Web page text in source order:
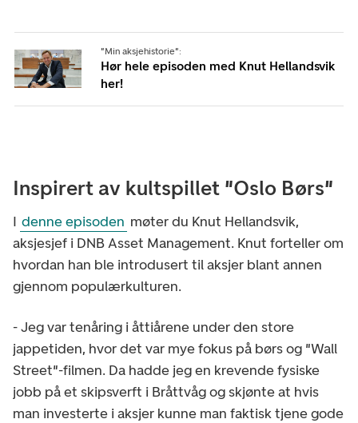
"Min aksjehistorie":
Hør hele episoden med Knut Hellandsvik
her!
Inspirert av kultspillet "Oslo Børs"
I denne episoden møter du Knut Hellandsvik,
aksjesjef i DNB Asset Management. Knut forteller om
hvordan han ble introdusert til aksjer blant annen
gjennom populærkulturen.
- Jeg var tenåring i åttiårene under den store
jappetiden, hvor det var mye fokus på børs og "Wall
Street"-filmen. Da hadde jeg en krevende fysiske
jobb på et skipsverft i Bråttvåg og skjønte at hvis
man investerte i aksjer kunne man faktisk tjene gode